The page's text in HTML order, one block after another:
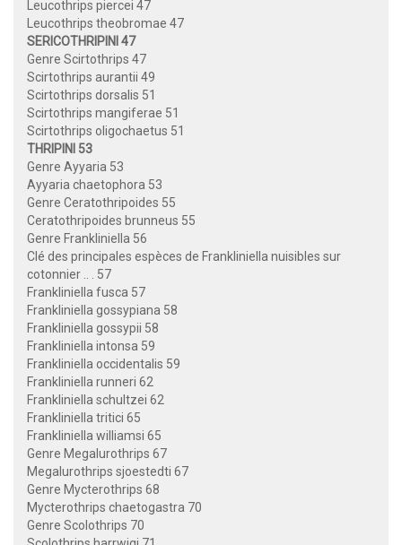
Leucothrips piercei 47
Leucothrips theobromae 47
SERICOTHRIPINI 47
Genre Scirtothrips 47
Scirtothrips aurantii 49
Scirtothrips dorsalis 51
Scirtothrips mangiferae 51
Scirtothrips oligochaetus 51
THRIPINI 53
Genre Ayyaria 53
Ayyaria chaetophora 53
Genre Ceratothripoides 55
Ceratothripoides brunneus 55
Genre Frankliniella 56
Clé des principales espèces de Frankliniella nuisibles sur
cotonnier .. . 57
Frankliniella fusca 57
Frankliniella gossypiana 58
Frankliniella gossypii 58
Frankliniella intonsa 59
Frankliniella occidentalis 59
Frankliniella runneri 62
Frankliniella schultzei 62
Frankliniella tritici 65
Frankliniella williamsi 65
Genre Megalurothrips 67
Megalurothrips sjoestedti 67
Genre Mycterothrips 68
Mycterothrips chaetogastra 70
Genre Scolothrips 70